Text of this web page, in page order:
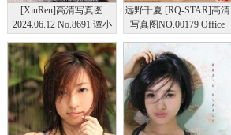
[XiuRen]高清写真图
2024.06.12 No.8691 谭小
远野千夏 [RQ-STAR]高清
写真图NO.00179 Office